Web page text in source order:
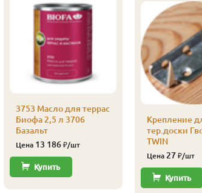
3753 Масло для террас
Биофа 2,5 л 3706
Базальт
Цена 13 186₽/шт
Купить
Крепление
тер.доски
TWIN
Цена 27 ₽/шт
Купить